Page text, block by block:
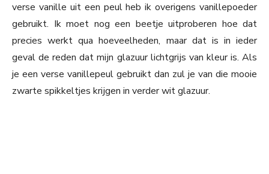
verse vanille uit een peul heb ik overigens vanillepoeder
gebruikt. Ik moet nog een beetje uitproberen hoe dat
precies werkt qua hoeveelheden, maar dat is in ieder
geval de reden dat mijn glazuur lichtgrijs van kleur is. Als
je een verse vanillepeul gebruikt dan zul je van die mooie
zwarte spikkeltjes krijgen in verder wit glazuur.